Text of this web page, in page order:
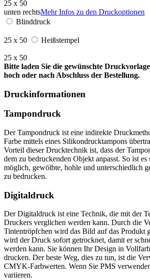
25 x 50
unten rechtsMehr Infos zu den Druckoptionen
Blinddruck
25 x 50 Heißstempel
25 x 50
Bitte laden Sie die gewünschte
hoch oder nach Abschluss der Bestellung.
Druckinformationen
Tampondruck
Der Tampondruck ist eine indirekte
Farbe mittels eines Silikondrucktampons
Vorteil dieser Drucktechnik ist, dass der
dem zu bedruckenden Objekt anpasst. So ist es
möglich, gewölbte, hohle und unterschiedlich
zu bedrucken.
Digitaldruck
Der Digitaldruck ist eine Technik, die mit der
Druckers verglichen werden kann. Durch die
Tintentröpfchen wird das Bild auf das Produkt
wird der Druck sofort getrocknet, damit er
werden kann. Sie können Ihr Design in
drucken. Der beste Weg, dies zu tun, ist die
CMYK-Farbwerten. Wenn Sie PMS
variieren.